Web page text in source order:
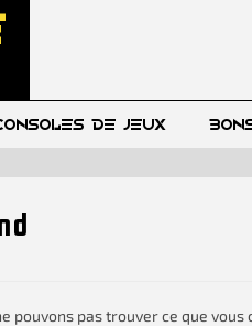
DE JEUX
pouvons pas trouver ce que